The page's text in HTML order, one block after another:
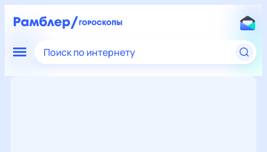
Поиск по интернету